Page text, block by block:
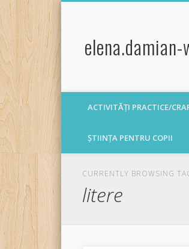
elena.damian-
ACTIVITĂȚI PRACTICE/
ȘTIINȚA PENTRU COPII
CURRENTLY BROWSING
litere